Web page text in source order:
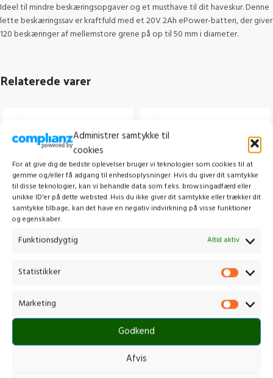
Administrer samtykke til
cookies
For at give dig de bedste oplevelser bruger vi teknologier som cookies til at
gemme og/eller få adgang til enhedsoplysninger. Hvis du giver dit samtykke
til disse teknologier, kan vi behandle data som f.eks. browsingadfærd eller
unikke ID'er på dette websted. Hvis du ikke giver dit samtykke eller trækker dit
samtykke tilbage, kan det have en negativ indvirkning på visse funktioner
og egenskaber.
Funktionsdygtig Altid aktiv
Statistikker
Marketing
Godkend
Afvis
Ideel til mindre beskæringsopgaver og et musthave til dit haveskur. Denne
lette beskæringssav er kraftfuld med et 20V 2Ah ePower-batteri, der giver
120 beskæringer af mellemstore grene på op til 50 mm i diameter.
Relaterede varer
STIGA SMT 100 AE KIT
Hækkeklipper,Alle hækkeklipper
m. batteri
1.999,00kr.
SKU:278720008/ST3
hækkeklipning og beskæring af grene
HUSQVARNA ASPIRE™ P8X-P4A
kædesav m. batteri
SKU:
Kraftfuld og kompakt grensav bygget
til at beherske grene Husqvarna Aspire
P8X-P4A er en kompakt, batteridrevet